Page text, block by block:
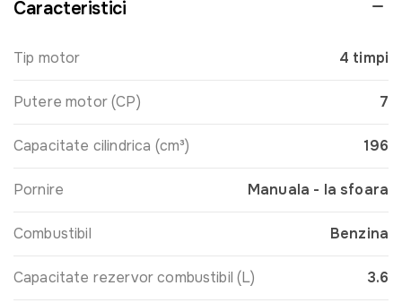
Caracteristici
Tip motor 4 timpi
Putere motor (CP) 7
Capacitate cilindrica (cm³) 196
Pornire Manuala - la sfoara
Combustibil Benzina
Capacitate rezervor combustibil (L) 3.6